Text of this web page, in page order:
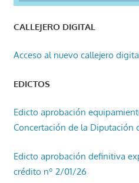
CALLEJERO DIGITAL
Acceso al nuevo callejero
EDICTOS
Edicto aprobación
Concertación de la Diputación
Edicto aprobación definitiva
crédito nº 2/01/26